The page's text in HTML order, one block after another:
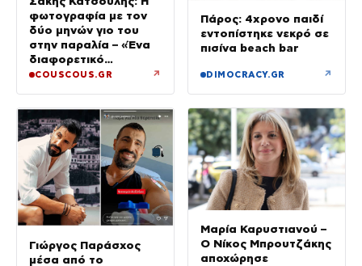
φωτογραφία με τον
δύο μηνών γιο του
στην παραλία – «Ένα
διαφορετικό
καλοκαίρι»
COUSCOUS.GR ↗
Πάρος: 4χρονο παιδί
εντοπίστηκε νεκρό σε
πισίνα beach bar
DIMOCRACY.GR ↗
Γιώργος Παράσχος
μέσα από το
Μαρία Καρυστιανού –
Ο Νίκος Μπρουτζάκης
αποχώρησε